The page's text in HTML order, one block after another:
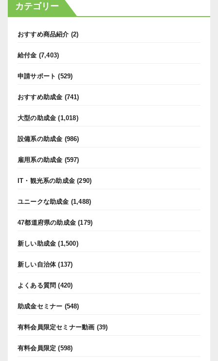
カテゴリー
おすすめ商品紹介 (2)
給付金 (7,403)
申請サポート (529)
おすすめ助成金 (741)
大型の助成金 (1,018)
設備系の助成金 (986)
雇用系の助成金 (597)
IT・観光系の助成金 (290)
ユニークな助成金 (1,488)
47都道府県の助成金 (179)
新しい助成金 (1,500)
新しい自治体(137)
よくある質問 (420)
助成金セミナー (548)
有料会員限定セミナー動画 (39)
有料会員限定 (598)